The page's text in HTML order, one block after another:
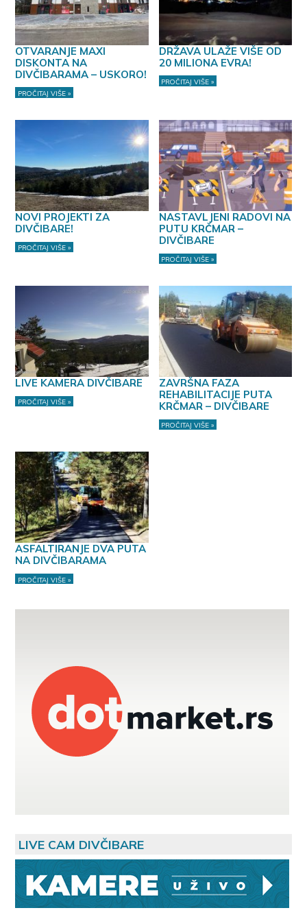
OTVARANJE MAXI
DISKONTA NA
DIVČIBARAMA – USKORO!
PROČITAJ VIŠE »
DRŽAVA ULAŽE VIŠE OD
20 MILIONA EVRA!
PROČITAJ VIŠE »
NOVI PROJEKTI ZA
DIVČIBARE!
PROČITAJ VIŠE »
NASTAVLJENI RADOVI NA
PUTU KRČMAR –
DIVČIBARE
PROČITAJ VIŠE »
LIVE KAMERA DIVČIBARE
PROČITAJ VIŠE »
ZAVRŠNA FAZA
REHABILITACIJE PUTA
KRČMAR – DIVČIBARE
PROČITAJ VIŠE »
ASFALTIRANJE DVA PUTA
NA DIVČIBARAMA
PROČITAJ VIŠE »
LIVE CAM DIVČIBARE